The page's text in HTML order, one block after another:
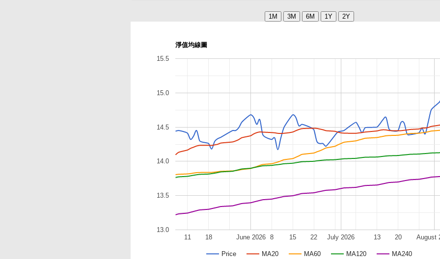
淨值均線圖
Price MA20 MA60 MA120 MA240
June 2026 July 2026 August
11 18 8 15 22 13 20
13.0
13.5
14.0
14.5
15.0
15.5